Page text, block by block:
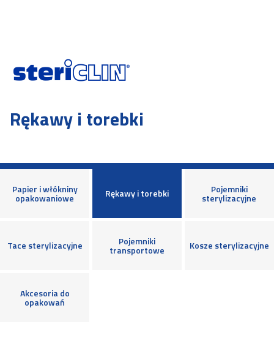
Rękawy i torebki
Papier i włókniny
opakowaniowe Rękawy i torebki Pojemniki
sterylizacyjne
Tace sterylizacyjne Pojemniki
transportowe Kosze sterylizacyjne
Akcesoria do
opakowań